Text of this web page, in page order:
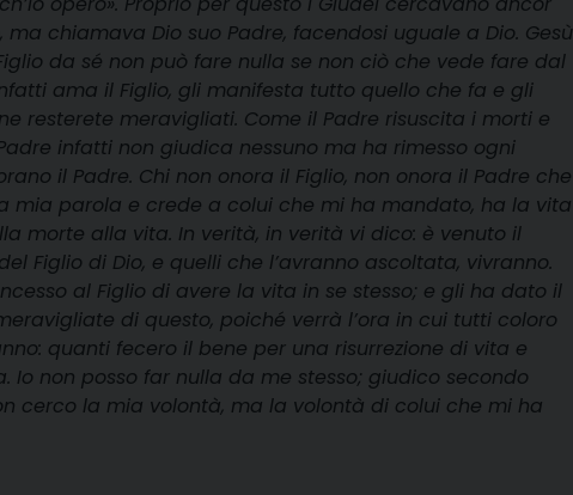
chiamava Dio suo Padre, facendosi uguale a Dio. Gesù
da sé non può fare nulla se non ciò che vede fare dal
ama il Figlio, gli manifesta tutto quello che fa e gli
resterete meravigliati. Come il Padre risuscita i morti e
infatti non giudica nessuno ma ha rimesso ogni
il Padre. Chi non onora il Figlio, non onora il Padre che
mia parola e crede a colui che mi ha mandato, ha la vita
morte alla vita. In verità, in verità vi dico: è venuto il
Figlio di Dio, e quelli che l’avranno ascoltata, vivranno.
al Figlio di avere la vita in se stesso; e gli ha dato il
di questo, poiché verrà l’ora in cui tutti coloro
quanti fecero il bene per una risurrezione di vita e
non posso far nulla da me stesso; giudico secondo
cerco la mia volontà, ma la volontà di colui che mi ha